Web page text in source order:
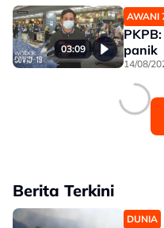
03:09
AWANI
panik
14/08/
Berita Terkini
DUNIA